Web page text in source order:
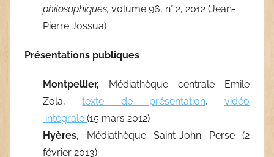
philosophiques, volume 96, n° 2, 2012 (Jean-
Pierre Jossua)
Présentations publiques
Montpellier, Médiathèque centrale Emile
Zola,texte de présentation, vidéo
intégrale (15 mars 2012)
Hyères, Médiathèque Saint-John Perse (2
février 2013)